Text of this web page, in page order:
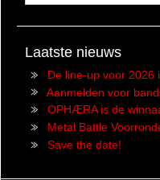
Laatste nieuws
De line-up voor 2026
Aanmelden voor
OPHÆRA is de
Metal Battle
Save the date!